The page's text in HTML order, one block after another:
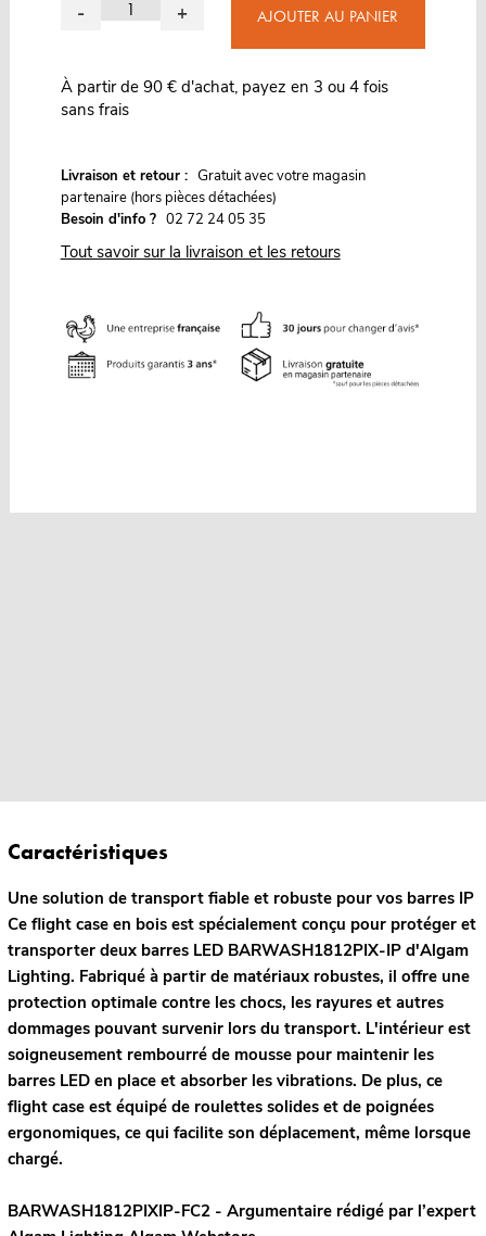
- + AJOUTER AU PANIER
À partir de 90 € d'achat, payez en 3 ou 4 fois
sans frais
Livraison et retour : Gratuit avec votre magasin
partenaire (hors pièces détachées)
Besoin d'info ? 02 72 24 05 35
Tout savoir sur la livraison et les retours
Caractéristiques
Une solution de transport fiable et robuste pour vos barres IP
Ce flight case en bois est spécialement conçu pour protéger et
transporter deux barres LED BARWASH1812PIX-IP d'Algam
Lighting. Fabriqué à partir de matériaux robustes, il offre une
protection optimale contre les chocs, les rayures et autres
dommages pouvant survenir lors du transport. L'intérieur est
soigneusement rembourré de mousse pour maintenir les
barres LED en place et absorber les vibrations. De plus, ce
flight case est équipé de roulettes solides et de poignées
ergonomiques, ce qui facilite son déplacement, même lorsque
chargé.
BARWASH1812PIXIP-FC2 - Argumentaire rédigé par l’expert